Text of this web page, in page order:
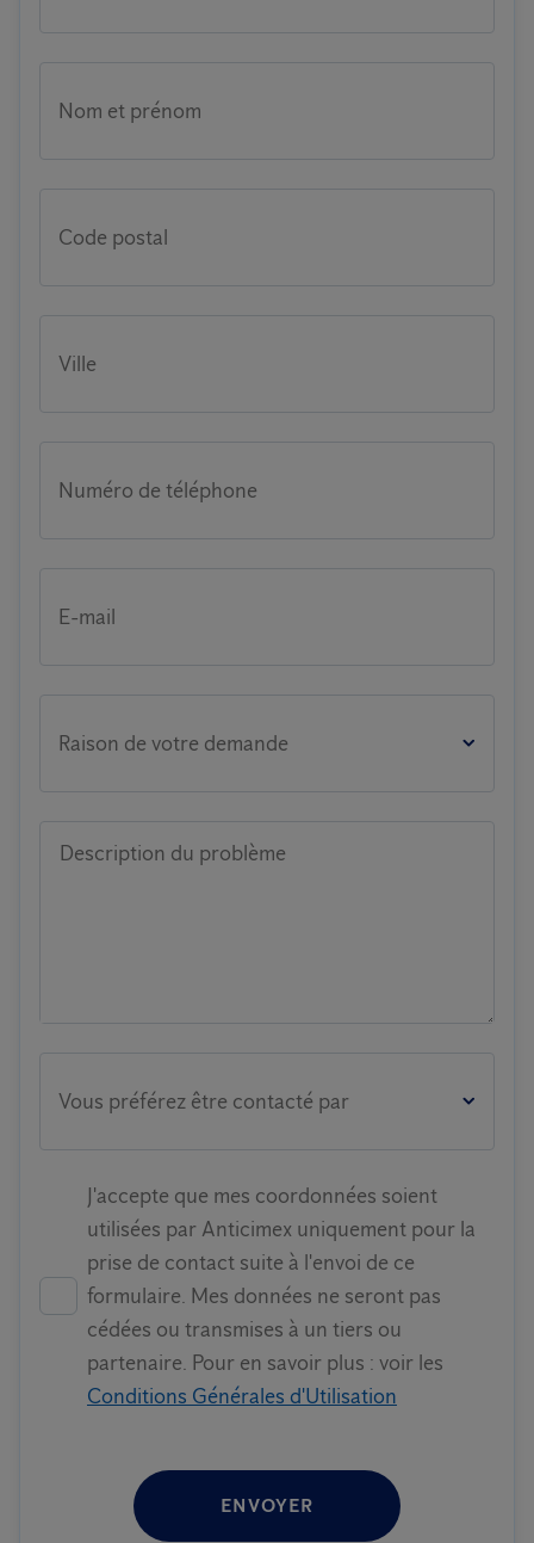
Nom et prénom
Code postal
Ville
Numéro de téléphone
E-mail
Raison de votre demande
Description du problème
Vous préférez être contacté par
J'accepte que mes coordonnées soient
utilisées par Anticimex uniquement pour la
prise de contact suite à l'envoi de ce
formulaire. Mes données ne seront pas
cédées ou transmises à un tiers ou
partenaire. Pour en savoir plus : voir les
Conditions Générales d'Utilisation
ENVOYER